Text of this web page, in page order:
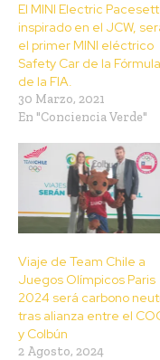
El MINI Electric
inspirado en el JCW,
el primer MINI eléctrico
Safety Car de la
de la FIA.
30 Marzo, 2021
En "Conciencia Verde"
Viaje de Team Chile a
Juegos Olímpicos Paris
2024 será carbono
tras alianza entre el
y Colbún
2 Agosto, 2024